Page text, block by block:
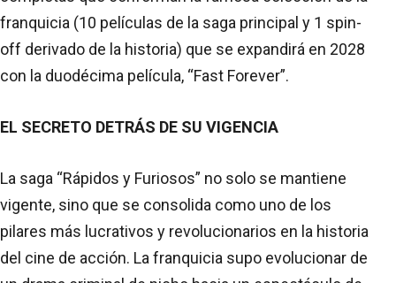
franquicia (10 películas de la saga principal y 1 spin-
off derivado de la historia) que se expandirá en 2028
con la duodécima película, “Fast Forever”.
EL SECRETO DETRÁS DE SU VIGENCIA
La saga “Rápidos y Furiosos” no solo se mantiene
vigente, sino que se consolida como uno de los
pilares más lucrativos y revolucionarios en la historia
del cine de acción. La franquicia supo evolucionar de